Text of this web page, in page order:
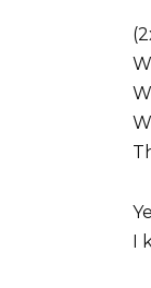
I